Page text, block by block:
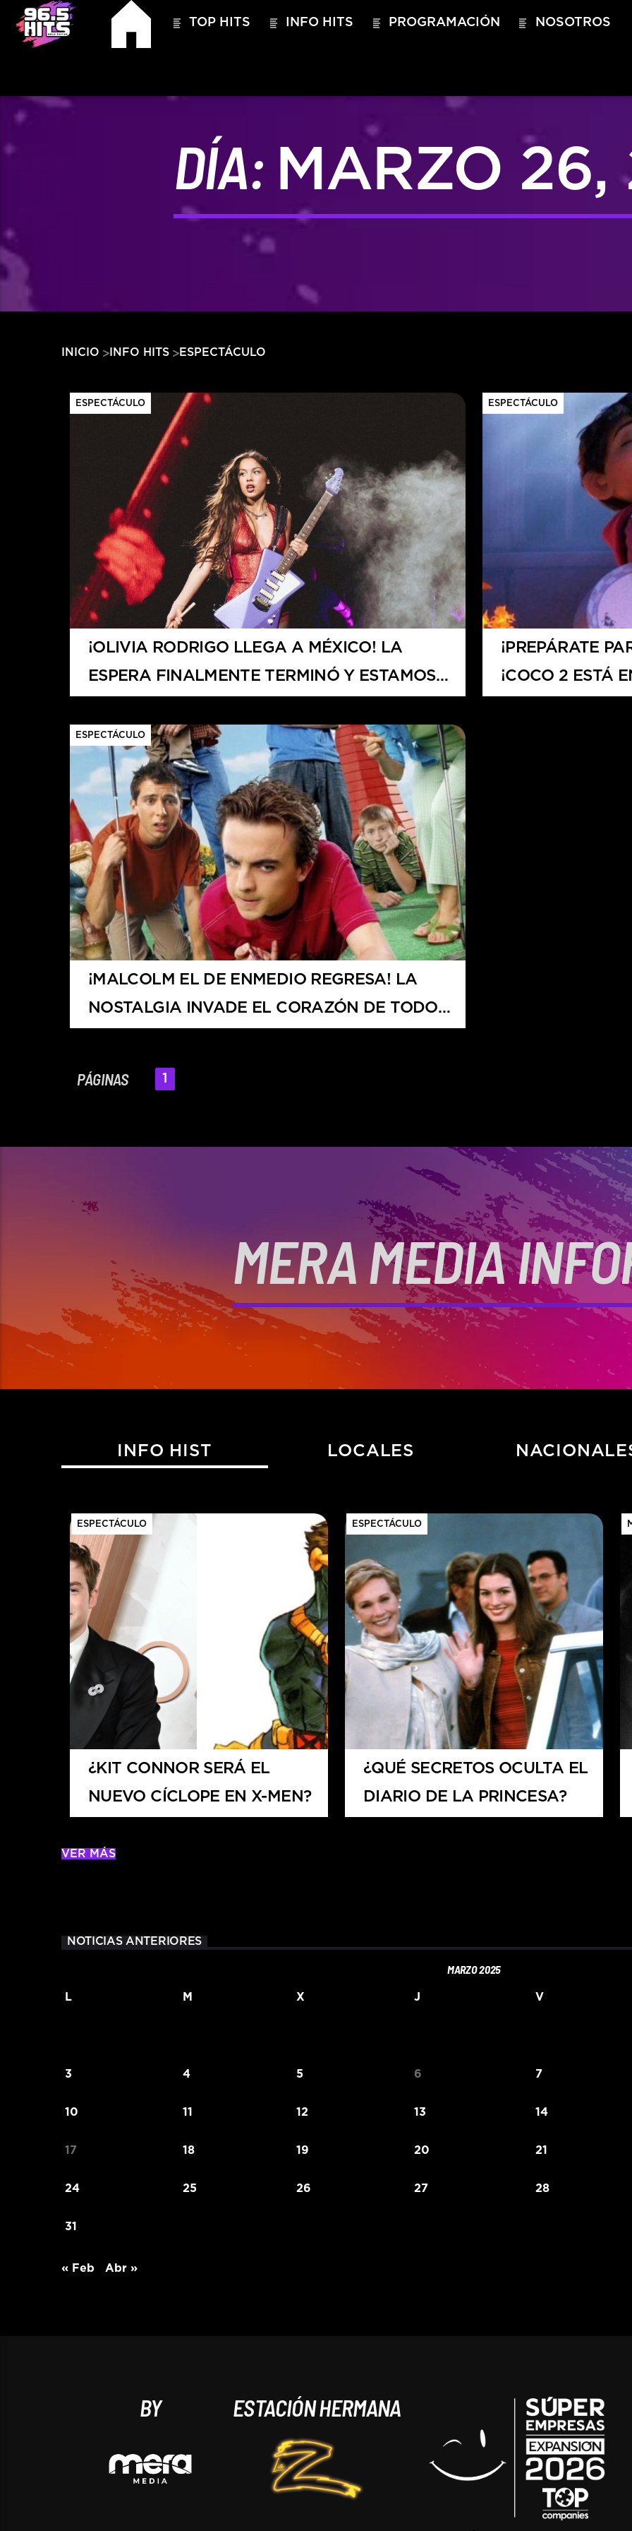
TOP HITS INFO HITS PROGRAMACIÓN NOSOTROS
HITS
DÍA: MARZO
INICIO INFO HITS ESPECTÁCULO
ESPECTÁCULO
¡OLIVIA RODRIGO LLEGA A MÉXICO! LA
ESPERA FINALMENTE TERMINÓ Y ESTAMOS
ESPECTÁCULO
¡PREPÁRATE
¡COCO 2 ESTÁ
ESPECTÁCULO
¡MALCOLM EL DE ENMEDIO REGRESA! LA
NOSTALGIA INVADE EL CORAZÓN DE TODOS
PÁGINAS 1
MERA MEDIA
INFO HIST LOCALES
ESPECTÁCULO
¿KIT CONNOR SERÁ EL
NUEVO CÍCLOPE EN X-MEN?
ESPECTÁCULO
¿QUÉ SECRETOS OCULTA EL
DIARIO DE LA PRINCESA?
VER MÁS
NOTICIAS ANTERIORES
MARZO 2025
L M X J V
3 4 5 6 7
10 11 12 13 14
17 18 19 20 21
24 25 26 27 28
31
« Feb Abr »
BY ESTACIÓN HERMANA